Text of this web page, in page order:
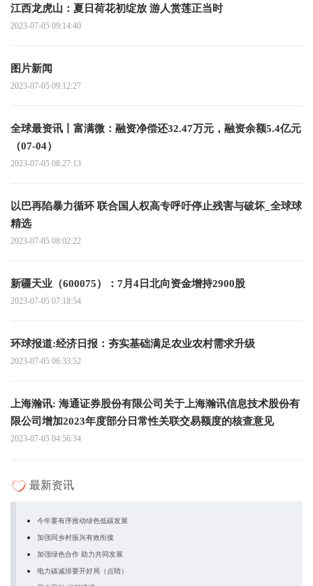
江西龙虎山：夏日荷花初绽放 游人赏莲正当时
2023-07-05 09:14:40
图片新闻
2023-07-05 09:12:27
全球最资讯丨富满微：融资净偿还32.47万元，融资余额5.4亿元
（07-04）
2023-07-05 08:27:13
以巴再陷暴力循环 联合国人权高专呼吁停止残害与破坏_全球球
精选
2023-07-05 08:02:22
新疆天业（600075）：7月4日北向资金增持2900股
2023-07-05 07:18:54
环球报道:经济日报：夯实基础满足农业农村需求升级
2023-07-05 06:33:52
上海瀚讯: 海通证券股份有限公司关于上海瀚讯信息技术股份有
限公司增加2023年度部分日常性关联交易额度的核查意见
2023-07-05 04:56:34
最新资讯
今年要有序推动绿色低碳发展
加强同乡村振兴有效衔接
加强绿色合作 助力共同发展
电力碳减排要开好局（点睛）